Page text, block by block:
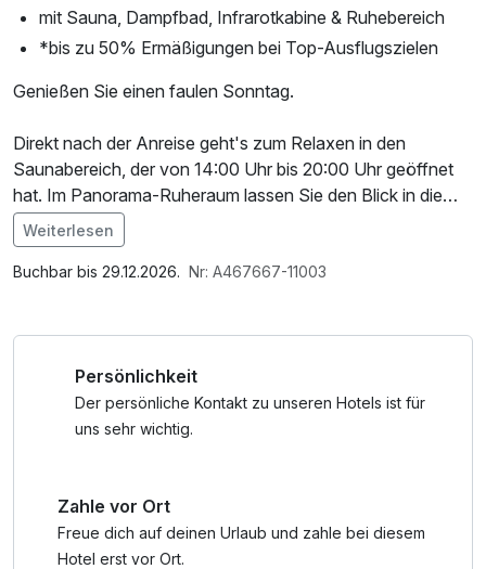
mit Sauna, Dampfbad, Infrarotkabine & Ruhebereich
*bis zu 50% Ermäßigungen bei Top-Ausflugszielen
Genießen Sie einen faulen Sonntag.
Direkt nach der Anreise geht's zum Relaxen in den
Saunabereich, der von 14:00 Uhr bis 20:00 Uhr geöffnet
hat. Im Panorama-Ruheraum lassen Sie den Blick in die
Ferne schweifen und die Seele baumeln.
Am Abend genießen Sie das 3 Gänge Menü im Rahmen
Unser Frühstücksbuffet "Guten Morgen Strudengau" lässt
Sie vital in die neue Woche starten!
das historische Ambiente der Burg Kreuzen bilden einen
außergewöhnlichen Rahmen für Ihren Aufenthalt.
Im Angebot enthalten
Saunabenutzung, Saunatuch, Parkplatz, Nutzung des
Weiterlesen
Buchbar bis 29.12.2026. Nr: A467667-11003
Persönlichkeit
Der persönliche Kontakt zu unseren Hotels ist für
uns sehr wichtig.
Zahle vor Ort
Freue dich auf deinen Urlaub und zahle bei diesem
Hotel erst vor Ort.